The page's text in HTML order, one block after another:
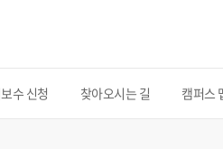
수 신청 찾아오시는 길 캠퍼스